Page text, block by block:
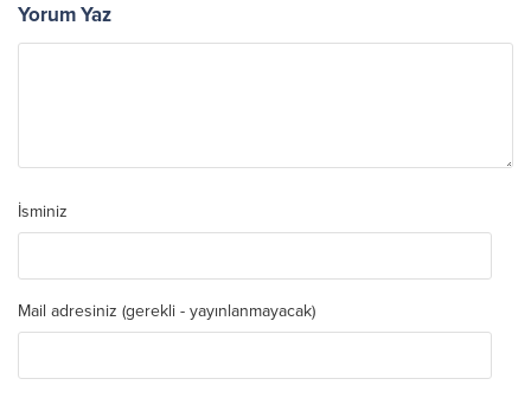
Yorum Yaz
İsminiz
Mail adresiniz (gerekli - yayınlanmayacak)